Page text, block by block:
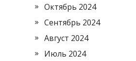
Октябрь 2024
Сентябрь 2024
Август 2024
Июль 2024